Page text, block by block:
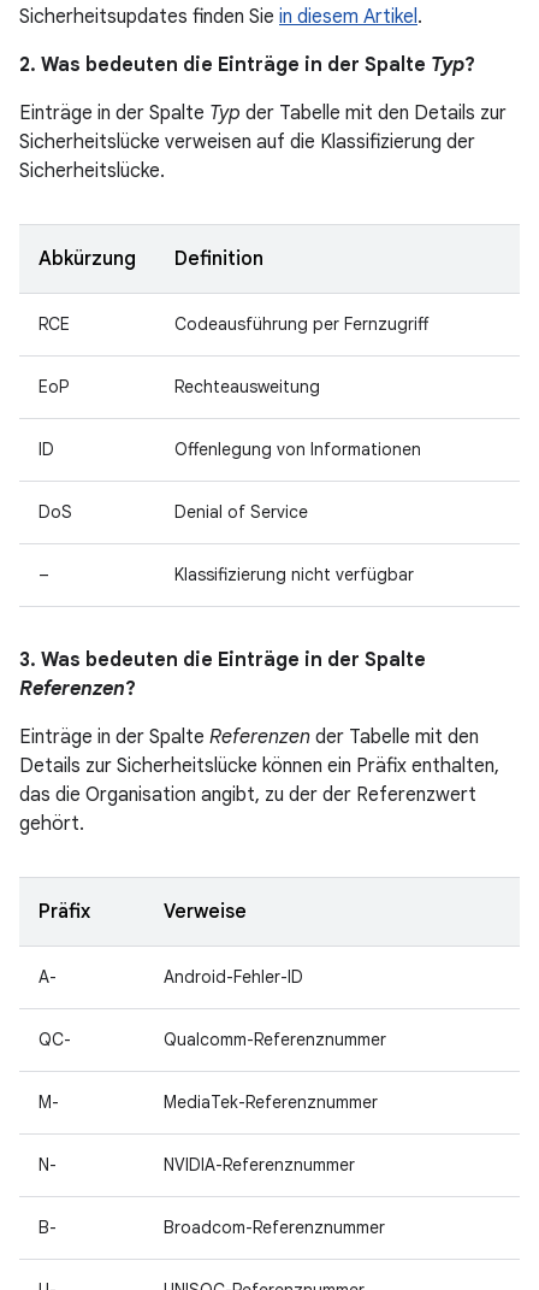
Sicherheitsupdates finden Sie in diesem Artikel.
2. Was bedeuten die Einträge in der Spalte Typ?
Einträge in der Spalte Typ der Tabelle mit den Details zur
Sicherheitslücke verweisen auf die Klassifizierung der
Sicherheitslücke.
Abkürzung Definition
RCE Codeausführung per Fernzugriff
EoP Rechteausweitung
ID Offenlegung von Informationen
DoS Denial of Service
– Klassifizierung nicht verfügbar
3. Was bedeuten die Einträge in der Spalte
Referenzen?
Einträge in der Spalte Referenzen der Tabelle mit den
Details zur Sicherheitslücke können ein Präfix enthalten,
das die Organisation angibt, zu der der Referenzwert
gehört.
Präfix Verweise
A- Android-Fehler-ID
QC- Qualcomm-Referenznummer
M- MediaTek-Referenznummer
N- NVIDIA-Referenznummer
B- Broadcom-Referenznummer